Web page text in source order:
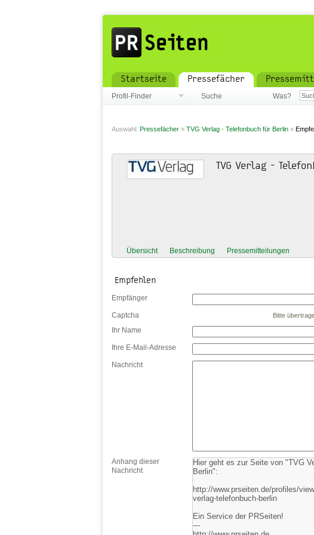
Startseite Pressefächer
Profil-Finder Suche Was?
Auswahl: Pressefächer » TVG Verlag - Telefonbuch für Berlin »
TVG Verlag -
Übersicht Beschreibung Pressemitteilungen
Empfehlen
Empfänger
Captcha Bitte
Ihr Name
Ihre E-Mail-Adresse
Nachricht
Anhang dieser
Nachricht